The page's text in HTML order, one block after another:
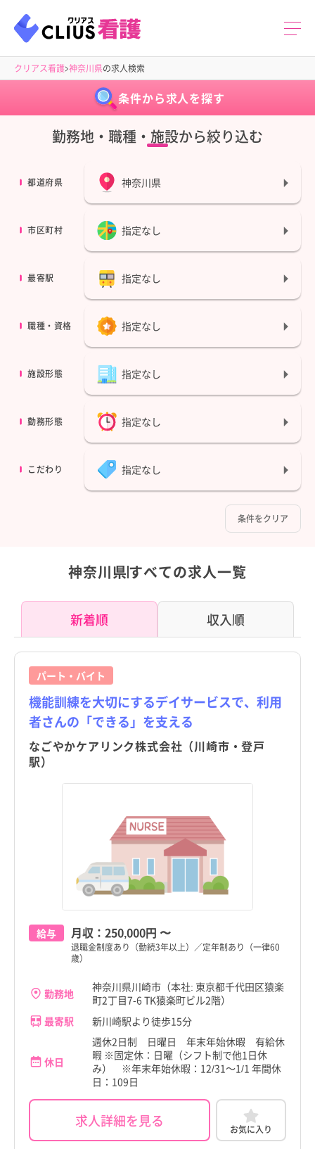
クリアス看護 神奈川県の求人検索
条件から求人を探す
勤務地・職種・施設から絞り込む
都道府県 神奈川県
市区町村 指定なし
最寄駅 指定なし
職種・資格 指定なし
施設形態 指定なし
勤務形態 指定なし
こだわり 指定なし
条件をクリア
神奈川県すべての求人一覧
新着順 収入順
パート・バイト
機能訓練を大切にするデイサービスで、利用
者さんの「できる」を支える
なごやかケアリンク株式会社（川崎市・登戸
駅）
給与 月収： 250,000円 〜
退職金制度あり（勤続3年以上）／定年制あり（一律60
歳）
勤務地
神奈川県川崎市（本社: 東京都千代田区猿楽
町2丁目7-6 TK猿楽町ビル2階）
最寄駅
新川崎駅より徒歩15分
休日
週休2日制 日曜日 年末年始休暇 有給休
暇 ※固定休：日曜（シフト制で他1日休
み） ※年末年始休暇：12/31～1/1 年間休
日：109日
求人詳細を見る お気に入り